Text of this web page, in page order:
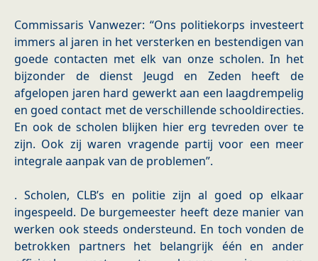
Commissaris Vanwezer: “Ons politiekorps investeert
immers al jaren in het versterken en bestendigen van
goede contacten met elk van onze scholen. In het
bijzonder de dienst Jeugd en Zeden heeft de
afgelopen jaren hard gewerkt aan een laagdrempelig
en goed contact met de verschillende schooldirecties.
En ook de scholen blijken hier erg tevreden over te
zijn. Ook zij waren vragende partij voor een meer
integrale aanpak van de problemen”.
. Scholen, CLB’s en politie zijn al goed op elkaar
ingespeeld. De burgemeester heeft deze manier van
werken ook steeds ondersteund. En toch vonden de
betrokken partners het belangrijk één en ander